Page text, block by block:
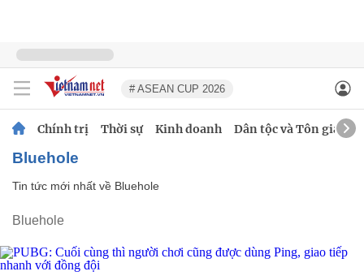
# ASEAN CUP 2026
Chính trị Thời sự Kinh doanh Dân tộc và Tôn giáo
Bluehole
Tin tức mới nhất về Bluehole
Bluehole